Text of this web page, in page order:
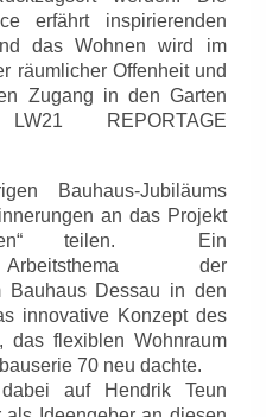
erfährt inspirierenden
das Wohnen wird im
räumlicher Offenheit und
Zugang in den Garten
REPORTAGE
Bauhaus-Jubiläums
an das Projekt
teilen. Ein
Arbeitsthema der
Bauhaus Dessau in den
innovative Konzept des
das flexiblen Wohnraum
70 neu dachte.
auf Hendrik Teun